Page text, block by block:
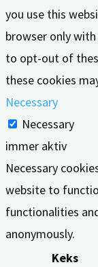
you use this
browser only
to opt-out of
these cookies
Necessary
Necessary
immer aktiv
Necessary
website to
functionalities
anonymously.
Keks